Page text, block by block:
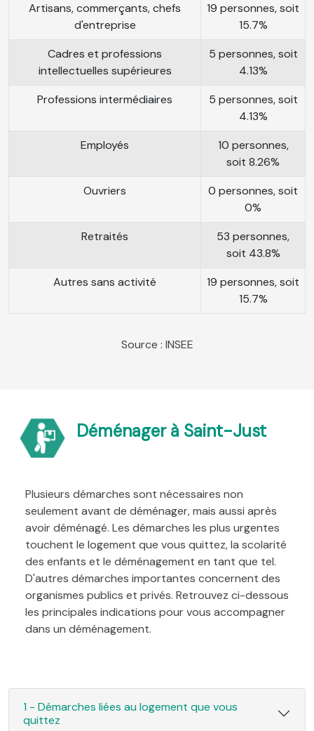
Artisans, commerçants, chefs
d'entreprise
19 personnes, soit
15.7%
Cadres et professions
intellectuelles supérieures
5 personnes, soit
4.13%
Professions intermédiaires
5 personnes, soit
4.13%
Employés
10 personnes,
soit 8.26%
Ouvriers
0 personnes, soit
0%
Retraités
53 personnes,
soit 43.8%
Autres sans activité
19 personnes, soit
15.7%
Source : INSEE
Déménager à Saint-Just
Plusieurs démarches sont nécessaires non
seulement avant de déménager, mais aussi après
avoir déménagé. Les démarches les plus urgentes
touchent le logement que vous quittez, la scolarité
des enfants et le déménagement en tant que tel.
D'autres démarches importantes concernent des
organismes publics et privés. Retrouvez ci-dessous
les principales indications pour vous accompagner
dans un déménagement.
1 - Démarches liées au logement que vous
quittez